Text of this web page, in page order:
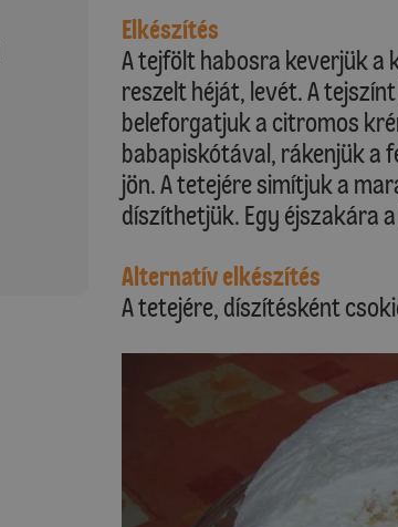
Elkészítés
A tejfölt habosra keverjük a
reszelt héját, levét. A
beleforgatjuk a citromos
babapiskótával, rákenjük a
jön. A tetejére simítjuk a
díszíthetjük. Egy éjszakára
Alternatív elkészítés
A tetejére, díszítésként